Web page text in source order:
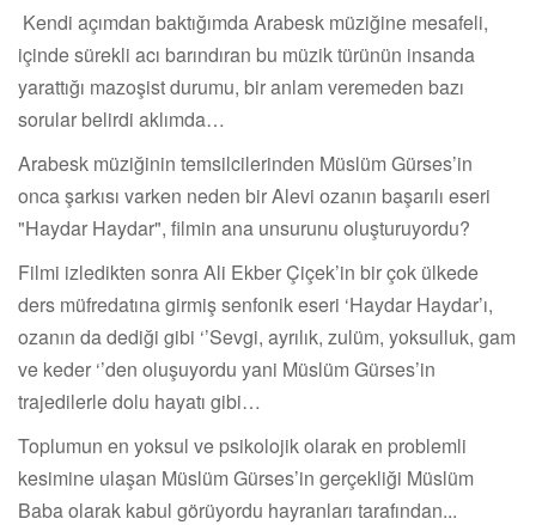
Kendi açımdan baktığımda Arabesk müziğine mesafeli,
içinde sürekli acı barındıran bu müzik türünün insanda
yarattığı mazoşist durumu, bir anlam veremeden bazı
sorular belirdi aklımda…
Arabesk müziğinin temsilcilerinden Müslüm Gürses’in
onca şarkısı varken neden bir Alevi ozanın başarılı eseri
"Haydar Haydar", filmin ana unsurunu oluşturuyordu?
Filmi izledikten sonra Ali Ekber Çiçek’in bir çok ülkede
ders müfredatına girmiş senfonik eseri ‘Haydar Haydar’ı,
ozanın da dediği gibi ‘’Sevgi, ayrılık, zulüm, yoksulluk, gam
ve keder ‘’den oluşuyordu yani Müslüm Gürses’in
trajedilerle dolu hayatı gibi…
Toplumun en yoksul ve psikolojik olarak en problemli
kesimine ulaşan Müslüm Gürses’in gerçekliği Müslüm
Baba olarak kabul görüyordu hayranları tarafından...